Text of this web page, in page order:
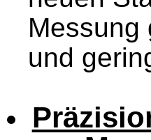
Messung
und